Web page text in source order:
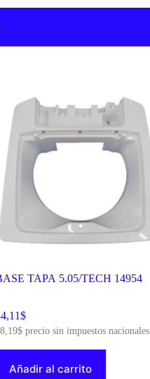
TAPA 5.05/TECH 14954
$
$ precio sin impuestos nacionales
Añadir al carrito